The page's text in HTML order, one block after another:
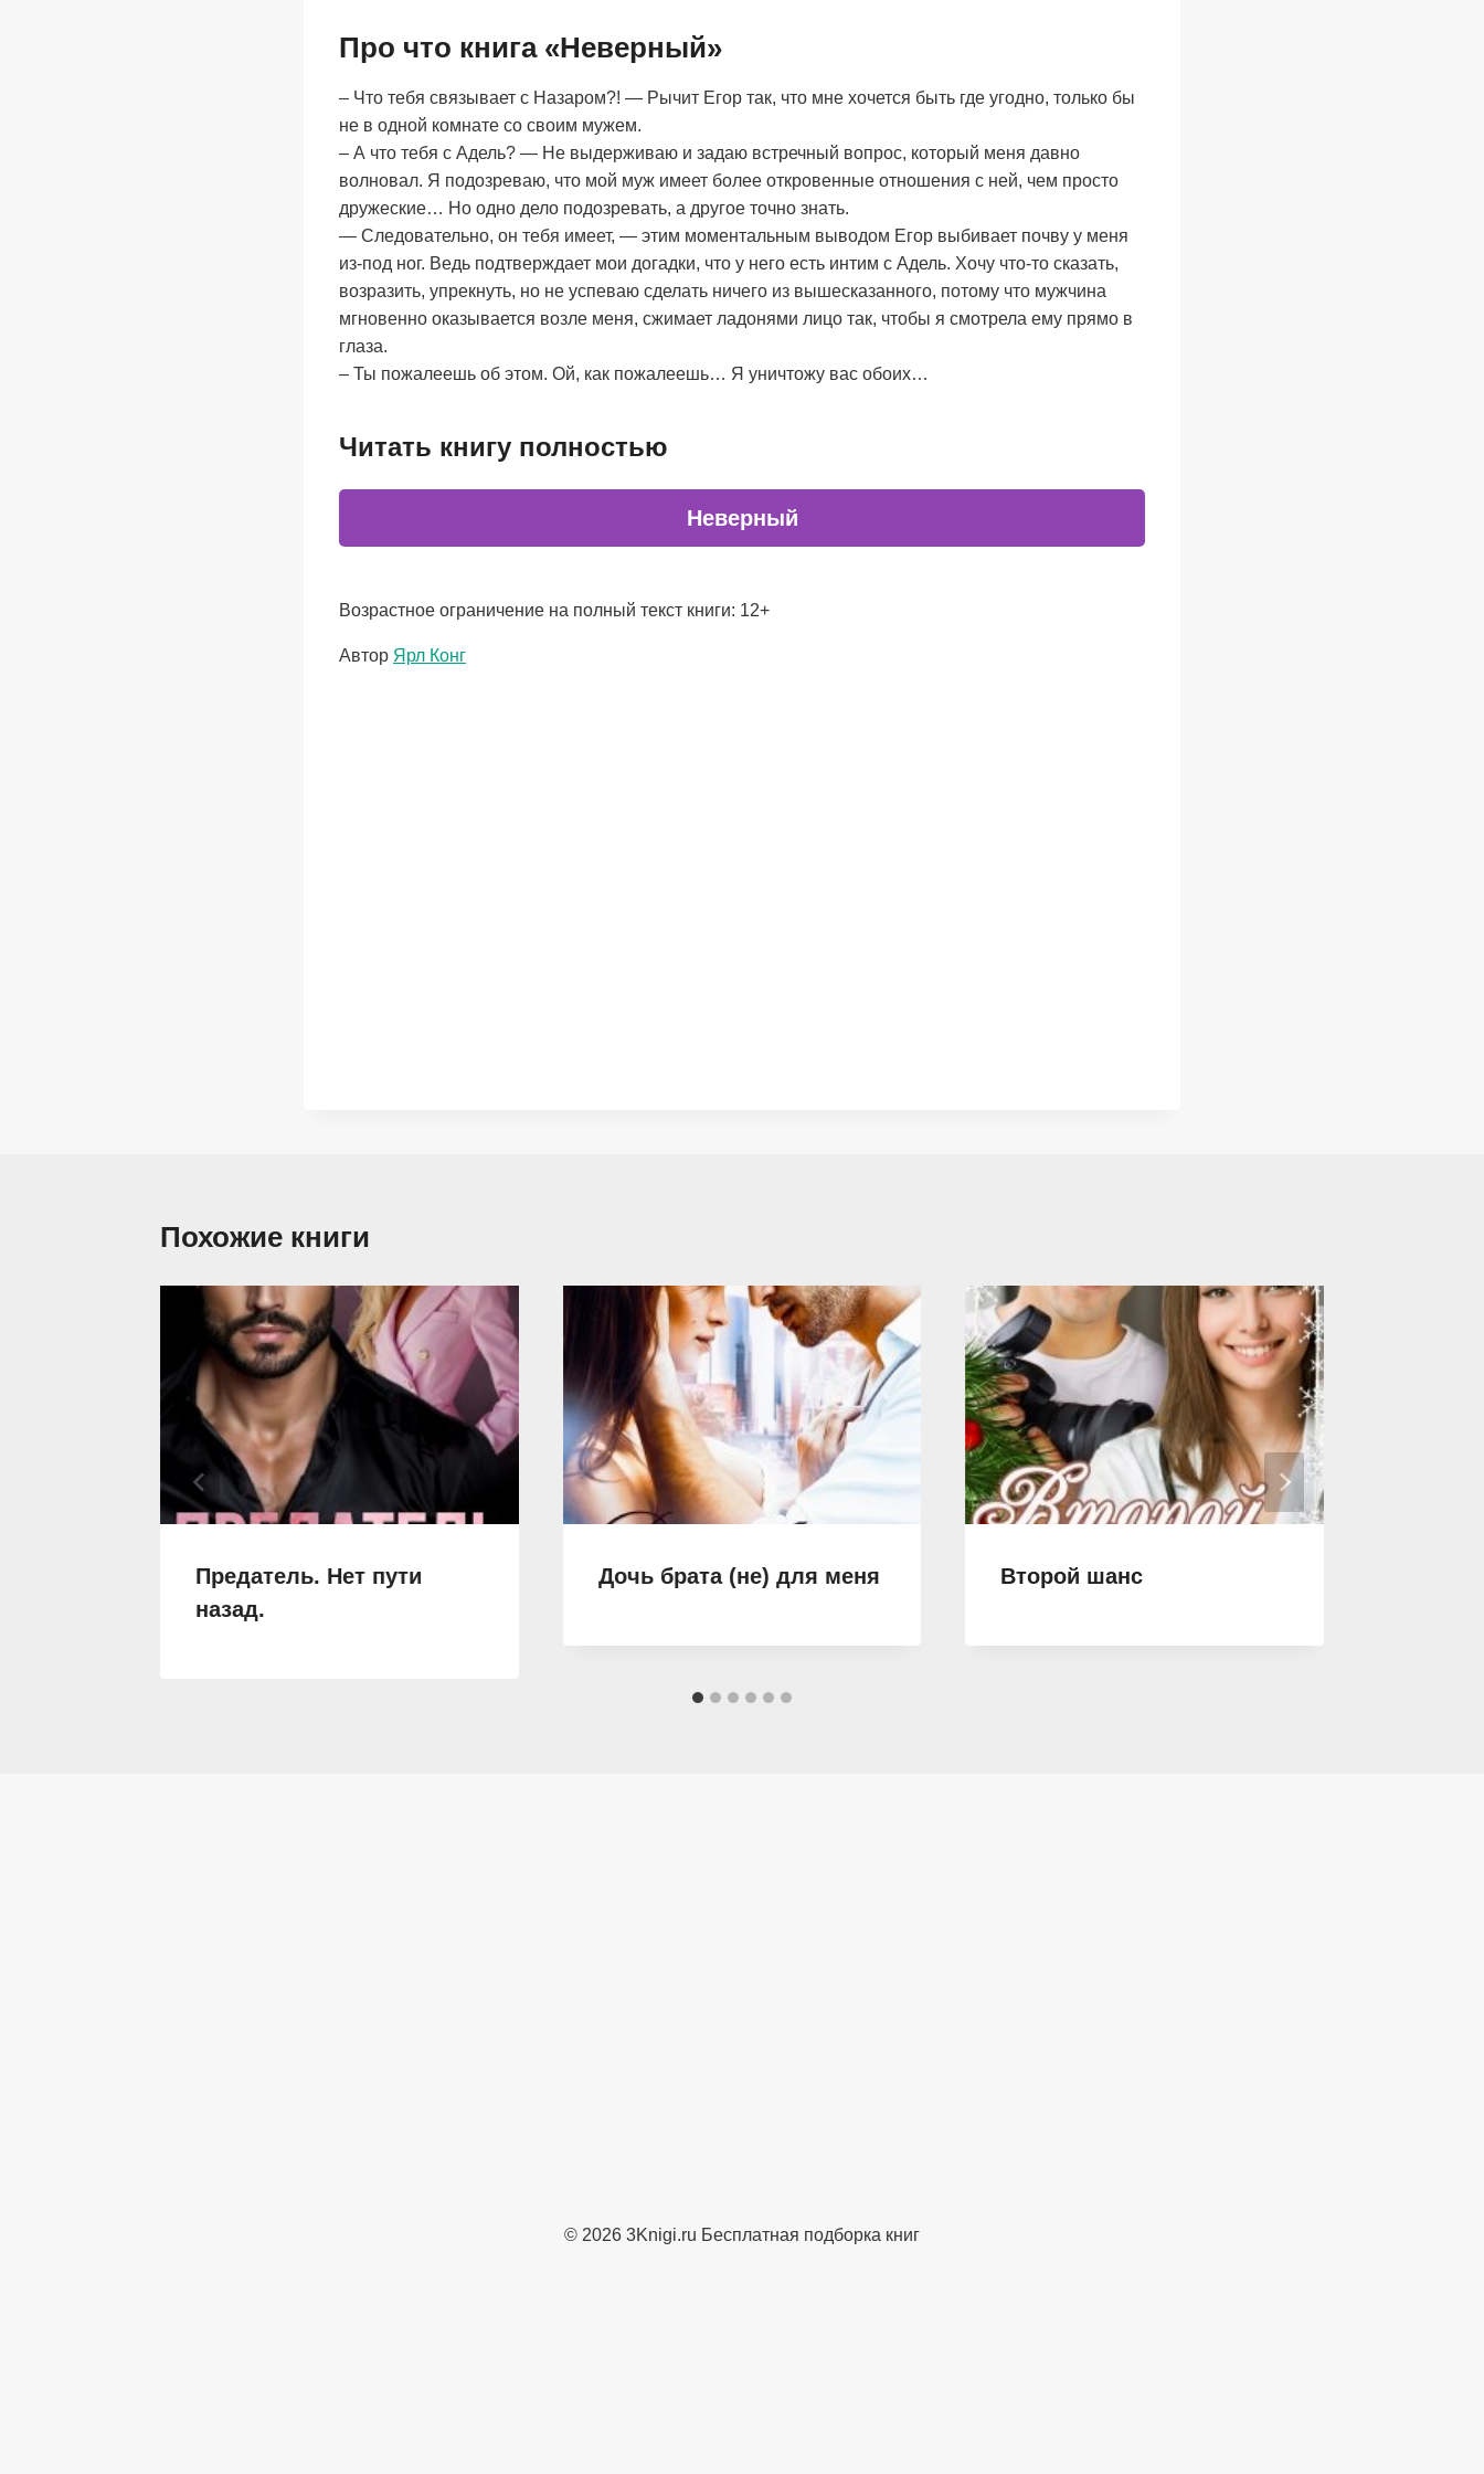
Про что книга «Неверный»
– Что тебя связывает с Назаром?! — Рычит Егор так, что мне хочется быть где угодно, только бы
не в одной комнате со своим мужем.
– А что тебя с Адель? — Не выдерживаю и задаю встречный вопрос, который меня давно
волновал. Я подозреваю, что мой муж имеет более откровенные отношения с ней, чем просто
дружеские… Но одно дело подозревать, а другое точно знать.
— Следовательно, он тебя имеет, — этим моментальным выводом Егор выбивает почву у меня
из-под ног. Ведь подтверждает мои догадки, что у него есть интим с Адель. Хочу что-то сказать,
возразить, упрекнуть, но не успеваю сделать ничего из вышесказанного, потому что мужчина
мгновенно оказывается возле меня, сжимает ладонями лицо так, чтобы я смотрела ему прямо в
глаза.
– Ты пожалеешь об этом. Ой, как пожалеешь… Я уничтожу вас обоих…
Читать книгу полностью
Неверный
Возрастное ограничение на полный текст книги: 12+
Метки
Автор Ярл Конг
Похожие книги
Предатель. Нет пути
назад.
Дочь брата (не) для меня Второй шанс
© 2026 3Knigi.ru Бесплатная подборка книг